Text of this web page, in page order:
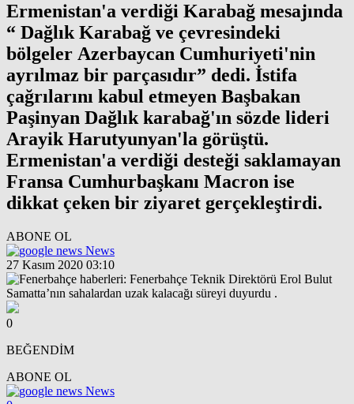
Ermenistan'a verdiği Karabağ mesajında
“ Dağlık Karabağ ve çevresindeki
bölgeler Azerbaycan Cumhuriyeti'nin
ayrılmaz bir parçasıdır” dedi. İstifa
çağrılarını kabul etmeyen Başbakan
Paşinyan Dağlık karabağ'ın sözde lideri
Arayik Harutyunyan'la görüştü.
Ermenistan'a verdiği desteği saklamayan
Fransa Cumhurbaşkanı Macron ise
dikkat çeken bir ziyaret gerçekleştirdi.
ABONE OL
News
27 Kasım 2020 03:10
0
BEĞENDİM
ABONE OL
News